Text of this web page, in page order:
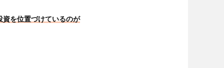
資を位置づけているのが